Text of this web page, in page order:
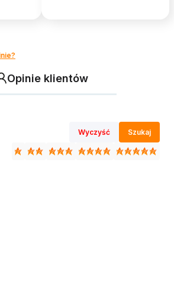
Opinie klientów
Wyczyść Szukaj